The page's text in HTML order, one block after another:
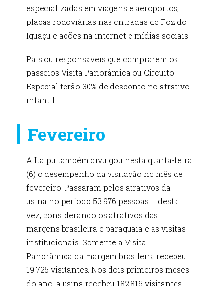
especializadas em viagens e aeroportos,
placas rodoviárias nas entradas de Foz do
Iguaçu e ações na internet e mídias sociais.
Pais ou responsáveis que comprarem os
passeios Visita Panorâmica ou Circuito
Especial terão 30% de desconto no atrativo
infantil.
Fevereiro
A Itaipu também divulgou nesta quarta-feira
(6) o desempenho da visitação no mês de
fevereiro. Passaram pelos atrativos da
usina no período 53.976 pessoas – desta
vez, considerando os atrativos das
margens brasileira e paraguaia e as visitas
institucionais. Somente a Visita
Panorâmica da margem brasileira recebeu
19.725 visitantes. Nos dois primeiros meses
do ano, a usina recebeu 182.816 visitantes.